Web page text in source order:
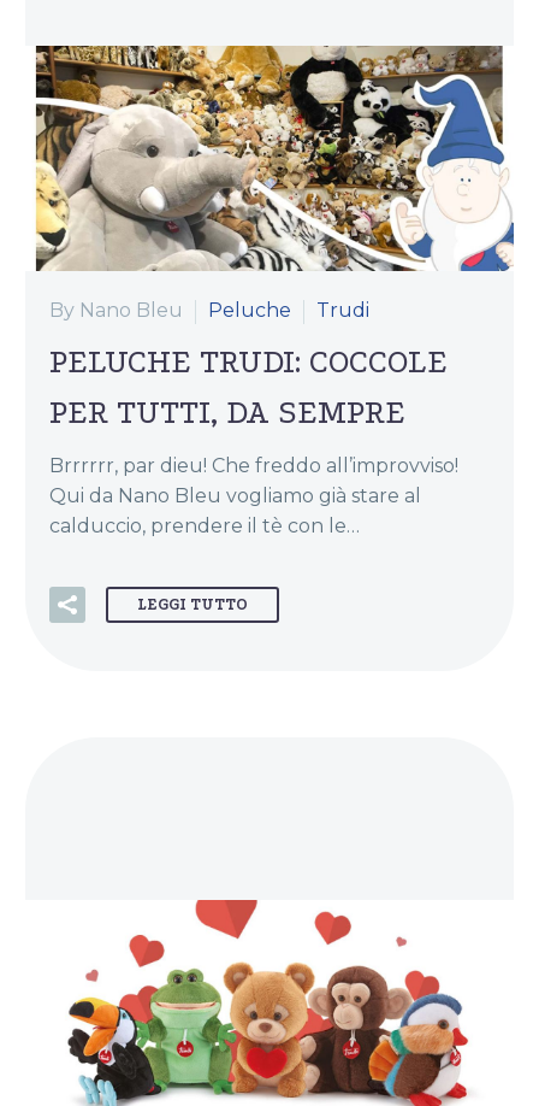
By Nano Bleu Peluche Trudi
PELUCHE TRUDI: COCCOLE
PER TUTTI, DA SEMPRE
Brrrrrr, par dieu! Che freddo all’improvviso!
Qui da Nano Bleu vogliamo già stare al
calduccio, prendere il tè con le…
LEGGI TUTTO